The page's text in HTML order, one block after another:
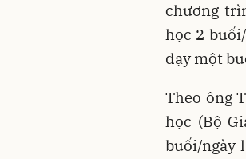
chương
học 2
dạy một
Theo ông
học (Bộ
buổi/ngày